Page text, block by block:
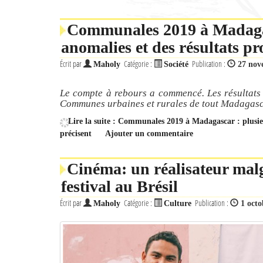
Communales 2019 à
anomalies et des résultats
Écrit par Maholy Catégorie : Société Publication : 27
Le compte à rebours a commencé. Les
Communes urbaines et rurales de tout
Lire la suite : Communales 2019 à Madagascar :
précisent
Ajouter un commentaire
Cinéma: un réalisateur
festival au Brésil
Écrit par Maholy Catégorie : Culture Publication : 1